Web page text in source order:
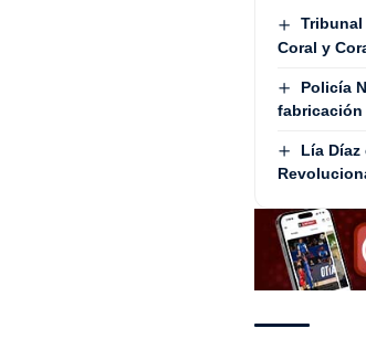
Coral y
Policía
fabricación
Lía